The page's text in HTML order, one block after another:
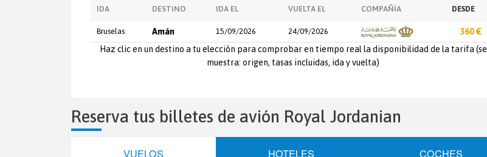
IDA DESTINO IDA EL VUELTA EL COMPAÑÍA DESDE
Bruselas Amán 15/09/2026 24/09/2026
360 €
Haz clic en un destino a tu elección para comprobar en tiempo real la disponibilidad de la tarifa (se
muestra: origen, tasas incluidas, ida y vuelta)
Reserva tus billetes de avión Royal Jordanian